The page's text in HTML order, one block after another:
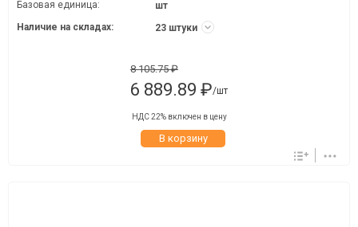
Базовая единица:
шт
Наличие на складах:
23 штуки
8 105.75 ₽
6 889.89 ₽/шт
НДС 22% включен в цену
В корзину